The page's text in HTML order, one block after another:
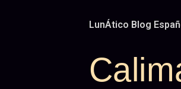
LunÁtico Blog